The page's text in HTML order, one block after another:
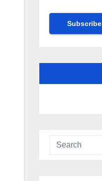
Subscribe